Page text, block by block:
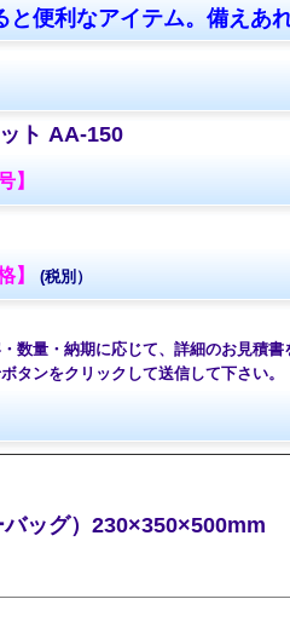
と便利なアイテム。備えあ
ト AA-150
】
】 (税別）
量・納期に応じて、詳細のお見積書
ンをクリックして送信して下さい。
バッグ）